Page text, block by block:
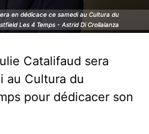
en dédicace ce samedi au Cultura du
Les 4 Temps - Astrid Di Crollalanza
en dédicace ce samedi au Cultura du
Les 4 Temps - Astrid Di Crollalanza
Catalifaud sera
au Cultura du
pour dédicacer son